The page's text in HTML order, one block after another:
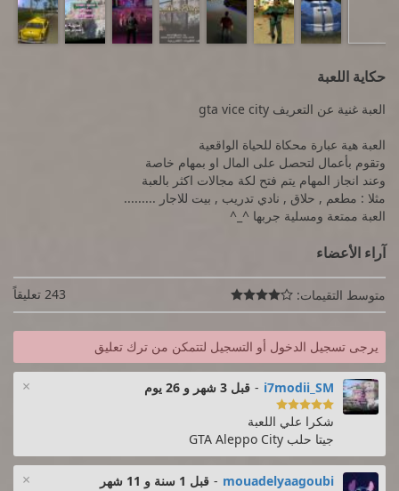
حكاية اللعبة
العبة غنية عن التعريف gta vice city
العبة هية عبارة محكاة للحياة الواقعية
وتقوم بأعمال لتحصل على المال او بمهام خاصة
وعند انجاز المهام يتم فتح لكة مجالات اكثر بالعبة
مثلا : مطعم , حلاق , نادي تدريب , بيت للاجار .........
العبة ممتعة ومسلية جربها ^_^
آراء الأعضاء
متوسط التقيمات:  243 تعليقاً
يرجى تسجيل الدخول أو التسجيل لتتمكن من ترك تعليق
× i7modii_SM
- قبل 3 شهر و 26 يوم

شكرا علي اللعبة
جيتا حلب GTA Aleppo City
× mouadelyaagoubi
- قبل 1 سنة و 11 شهر